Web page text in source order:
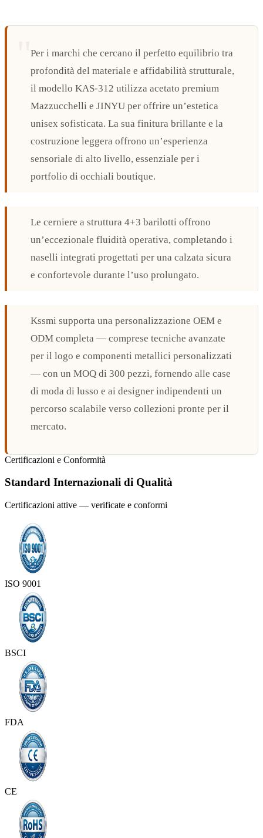
Per i marchi che cercano il perfetto equilibrio tra
profondità del materiale e affidabilità strutturale,
il modello KAS-312 utilizza acetato premium
Mazzucchelli e JINYU per offrire un’estetica
unisex sofisticata. La sua finitura brillante e la
costruzione leggera offrono un’esperienza
sensoriale di alto livello, essenziale per i
portfolio di occhiali boutique.
Le cerniere a struttura 4+3 barilotti offrono
un’eccezionale fluidità operativa, completando i
naselli integrati progettati per una calzata sicura
e confortevole durante l’uso prolungato.
Kssmi supporta una personalizzazione OEM e
ODM completa — comprese tecniche avanzate
per il logo e componenti metallici personalizzati
— con un MOQ di 300 pezzi, fornendo alle case
di moda di lusso e ai designer indipendenti un
percorso scalabile verso collezioni pronte per il
mercato.
Certificazioni e Conformità
Standard Internazionali di Qualità
Certificazioni attive — verificate e conformi
ISO 9001
BSCI
FDA
CE